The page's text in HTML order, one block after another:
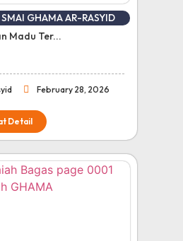
GHAMA AR-RASYID
Madu Ter...
February 28, 2026
Detail